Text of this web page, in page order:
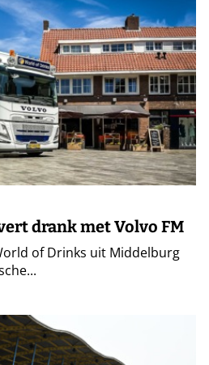
drank met Volvo FM
of Drinks uit Middelburg